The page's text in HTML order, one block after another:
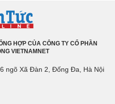
HỢP CỦA CÔNG TY CỔ PHẦN
VIETNAMNET
ngõ Xã Đàn 2, Đống Đa, Hà Nội